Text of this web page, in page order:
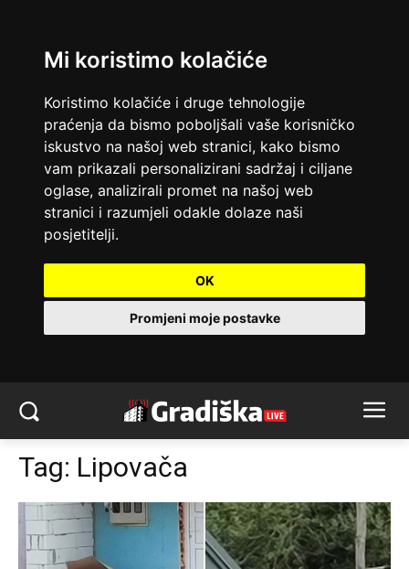
Mi koristimo kolačiće
Koristimo kolačiće i druge tehnologije
praćenja da bismo poboljšali vaše korisničko
iskustvo na našoj web stranici, kako bismo
vam prikazali personalizirani sadržaj i ciljane
oglase, analizirali promet na našoj web
stranici i razumjeli odakle dolaze naši
posjetitelji.
OK
Promjeni moje postavke
Tag: Lipovača